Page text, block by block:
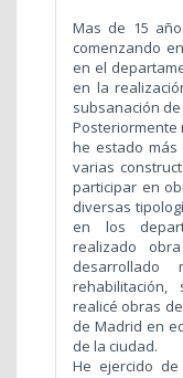
Mas de 15
comenzando
en el
en la
subsanación de
Posteriormente
he estado
varias
participar en
diversas
en los
realizado
realicé obras
de Madrid en
de la ciudad.
He ejercido